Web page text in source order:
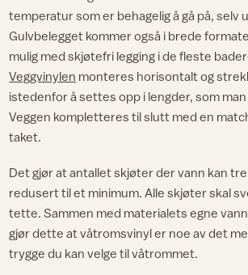
temperatur som er behagelig å gå på, selv
Gulvbelegget kommer også i brede
mulig med skjøtefri legging i de fleste
Veggvinylen monteres horisontalt og
istedenfor å settes opp i lengder, som
Veggen kompletteres til slutt med en
taket.
Det gjør at antallet skjøter der vann kan
redusert til et minimum. Alle skjøter skal
tette. Sammen med materialets egne
gjør dette at våtromsvinyl er noe av det
trygge du kan velge til våtrommet.